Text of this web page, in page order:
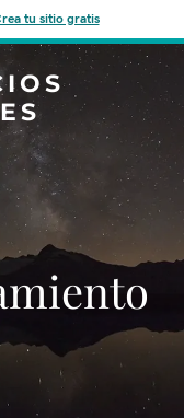
tu sitio gratis